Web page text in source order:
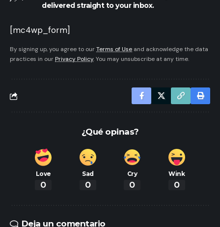
delivered straight to your inbox.
[mc4wp_form]
By signing up, you agree to ourTerms of Use and acknowledge the data
practices in our Privacy Policy. You may unsubscribe at any time.
¿Qué opinas?
Love
0
Sad
0
Cry
0
Wink
0
Deja un comentario